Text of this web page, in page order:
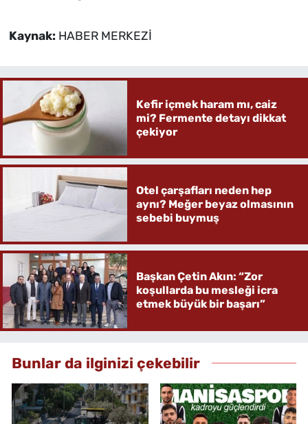
Kaynak: HABER MERKEZİ
Kefir içmek haram mı, caiz
mi? Fermente detayı dikkat
çekiyor
Otel çarşafları neden hep
aynı? Meğer beyaz olmasının
sebebi buymuş
Başkan Çetin Akın: “Zor
koşullarda bu mesleği icra
etmek büyük bir başarı”
Bunlar da ilginizi çekebilir